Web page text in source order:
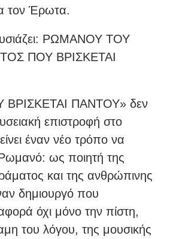
τον Έρωτα.
ΡΩΜΑΝΟΥ ΤΟΥ
ΠΟΥ ΒΡΙΣΚΕΤΑΙ
ΠΑΝΤΟΥ» δεν
επιστροφή στο
έναν νέο τρόπο να
ως ποιητή της
και της ανθρώπινης
δημιουργό που
όχι μόνο την πίστη,
του λόγου, της μουσικής